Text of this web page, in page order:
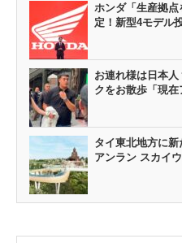
ホンダ「生産拠
定！新型4モデル
お連れ様は日本
クをお散歩「現在
タイ東北地方に
アンラン スカイ